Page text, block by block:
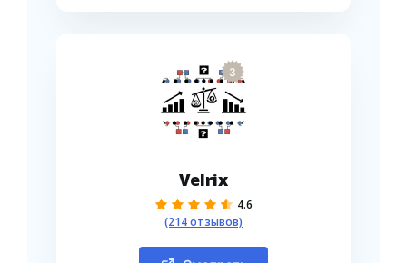
3
Velrix
4.6
(214 отзывов)